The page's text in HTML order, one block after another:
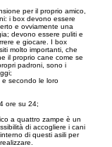
per il proprio amico,
i box devono essere
e ovviamente una
devono essere puliti e
e giocare. I box
molto importanti, che
il proprio cane come se
padroni, sono i
e secondo le loro
ore su 24;
a quattro zampe è un
di accogliere i cani
di questi asili per